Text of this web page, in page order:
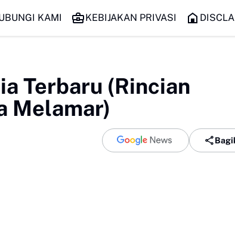
KAMI KEBIJAKAN PRIVASI
Terbaru (Rincian
Melamar)